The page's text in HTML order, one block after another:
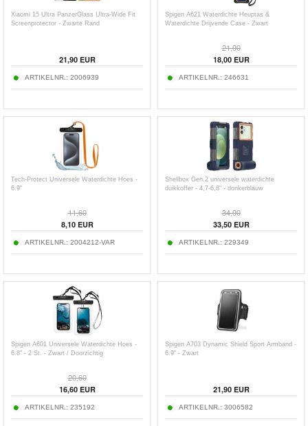
Xiaomi 15 Ultra PanzerGlass Ultra-Wide Fit
Screenprotector - Zwarte Rand
21,90EUR
ARTIKELNR.: 2006939
Spigen A621 Waterdichte Heuptas &
Waterdichte Drijvende Case - Zwart
21,90
18,00EUR
ARTIKELNR.: 246631
Tech-Protect Universele Waterdichte Hoes -
6.9"
11,60
8,10EUR
ARTIKELNR.: 2004212-VAR
Shellbox Gen.2 universele waterdichte
duikkoffer - 4,7-6,8" - donkerblauw
34,90
33,50EUR
ARTIKELNR.: 229349
Spigen A601 Universele Waterdichte Hoes -
6.8" - 2 St. - Zwart / Doorzichtig
20,60
16,60EUR
ARTIKELNR.: 235192
Spigen A703 Dynamic Shield Sport Armband -
6.9" - Zwart
21,90EUR
ARTIKELNR.: 3006582